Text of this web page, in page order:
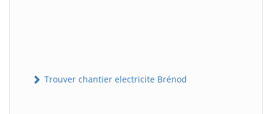
Trouver chantier electricite Brénod